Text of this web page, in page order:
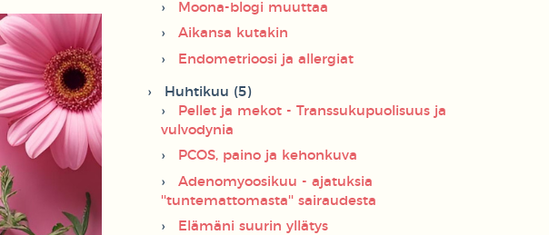
Moona-blogi muuttaa
Aikansa kutakin
Endometrioosi ja allergiat
Huhtikuu (5)
Pellet ja mekot - Transsukupuolisuus ja
vulvodynia
PCOS, paino ja kehonkuva
Adenomyoosikuu - ajatuksia
''tuntemattomasta'' sairaudesta
Elämäni suurin yllätys